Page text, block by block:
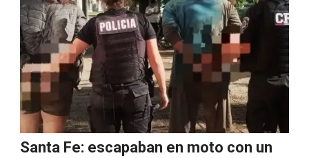
Santa Fe: escapaban en moto con un